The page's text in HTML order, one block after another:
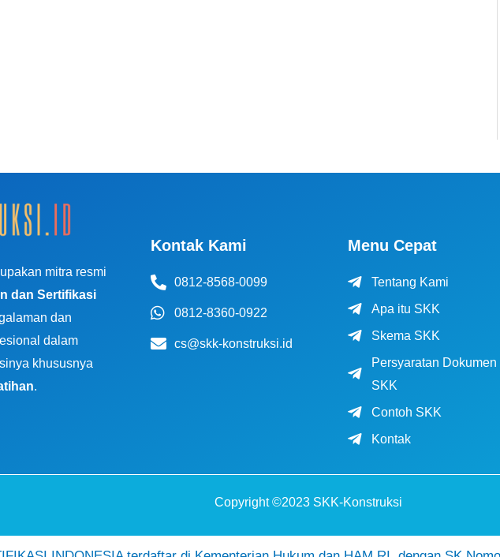
mitra resmi
dan Sertifikasi
dan
dalam
khususnya
.
Kontak Kami
0812-8568-0099
0812-8360-0922
cs@skk-konstruksi.id
Menu Cepat
Tentang Kami
Apa itu SKK
Skema SKK
Persyaratan Dokumen
SKK
Contoh SKK
Kontak
Copyright ©2023 SKK-Konstruksi